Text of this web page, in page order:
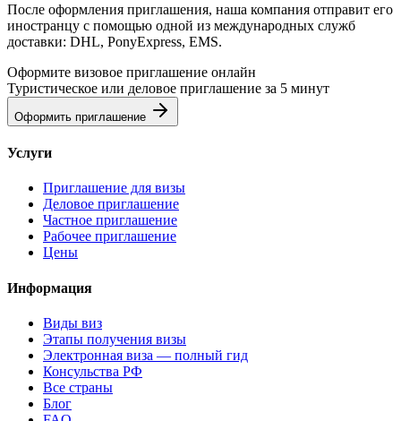
После оформления приглашения, наша компания отправит его
иностранцу с помощью одной из международных служб
доставки: DHL, PonyExpress, EMS.
Оформите визовое приглашение онлайн
Туристическое или деловое приглашение за 5 минут
Оформить приглашение
Услуги
Приглашение для визы
Деловое приглашение
Частное приглашение
Рабочее приглашение
Цены
Информация
Виды виз
Этапы получения визы
Электронная виза — полный гид
Консульства РФ
Все страны
Блог